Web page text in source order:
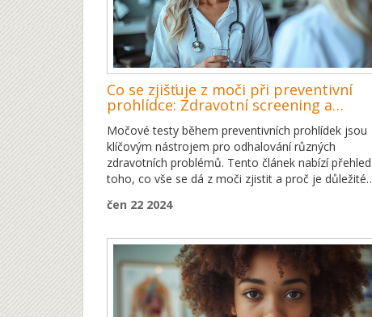
Co se zjišťuje z moči při preventivní
prohlídce: Zdravotní screening a
analýza
Močové testy během preventivních prohlídek jsou
klíčovým nástrojem pro odhalování různých
zdravotních problémů. Tento článek nabízí přehled
toho, co vše se dá z moči zjistit a proč je důležité
ukazatele zdraví, které mohou být odhaleny pomocí
čen 22 2024